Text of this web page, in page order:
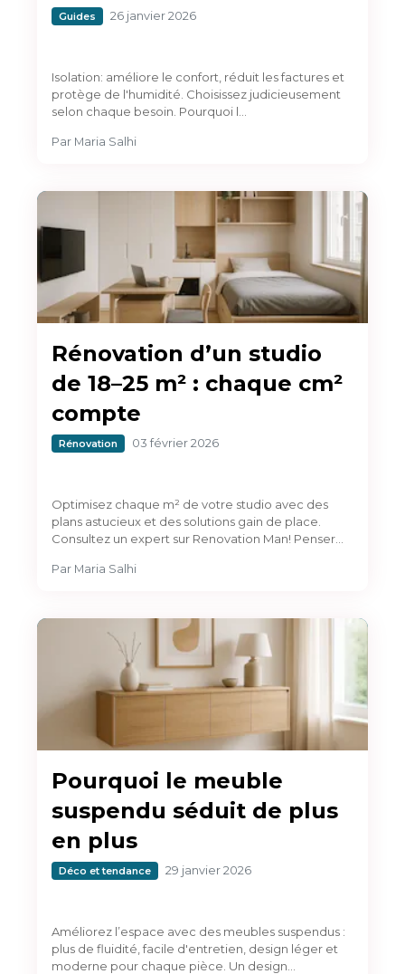
Guides 26 janvier 2026
Isolation: améliore le confort, réduit les factures et
protège de l'humidité. Choisissez judicieusement
selon chaque besoin. Pourquoi l…
Par Maria Salhi
Rénovation d’un studio
de 18–25 m² : chaque cm²
compte
Rénovation 03 février 2026
Optimisez chaque m² de votre studio avec des
plans astucieux et des solutions gain de place.
Consultez un expert sur Renovation Man! Penser…
Par Maria Salhi
Pourquoi le meuble
suspendu séduit de plus
en plus
Déco et tendance 29 janvier 2026
Améliorez l’espace avec des meubles suspendus :
plus de fluidité, facile d'entretien, design léger et
moderne pour chaque pièce. Un design…